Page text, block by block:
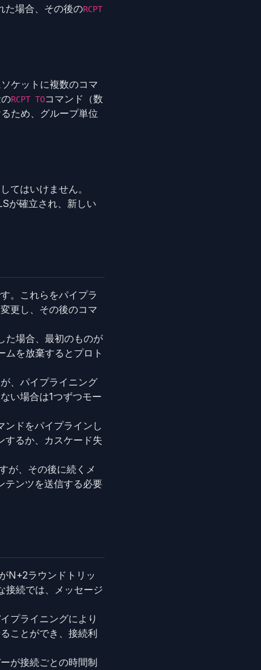
た場合、その後のRCPT
ケットに複数のコマ
RCPT TOコマンド（数
ため、グループ単位
てはいけません。
が確立され、新しい
。これらをパイプラ
更し、その後のコマ
た場合、最初のものが
ムを放棄するとプロト
、パイプライニング
い場合は1つずつモー
ンドをパイプラインし
するか、カスケード失
が、その後に続くメ
テンツを送信する必要
N+2ラウンドトリッ
接続では、メッセージ
プライニングにより
ことができ、接続利
が接続ごとの時間制